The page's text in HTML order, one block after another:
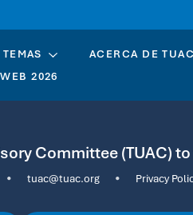
TEMAS ACERCA DE TUAC
2026
Committee (TUAC)
• tuac@tuac.org • Privacy